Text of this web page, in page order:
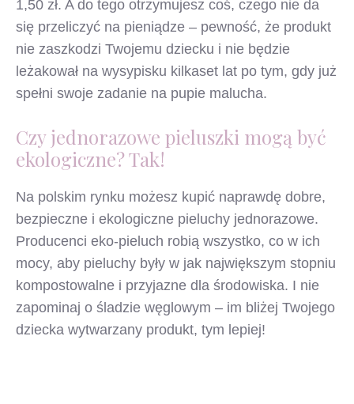
1,50 zł. A do tego otrzymujesz coś, czego nie da
się przeliczyć na pieniądze – pewność, że produkt
nie zaszkodzi Twojemu dziecku i nie będzie
leżakował na wysypisku kilkaset lat po tym, gdy już
spełni swoje zadanie na pupie malucha.
Czy jednorazowe pieluszki mogą być
ekologiczne? Tak!
Na polskim rynku możesz kupić naprawdę dobre,
bezpieczne i ekologiczne pieluchy jednorazowe.
Producenci eko-pieluch robią wszystko, co w ich
mocy, aby pieluchy były w jak największym stopniu
kompostowalne i przyjazne dla środowiska. I nie
zapominaj o śladzie węglowym – im bliżej Twojego
dziecka wytwarzany produkt, tym lepiej!